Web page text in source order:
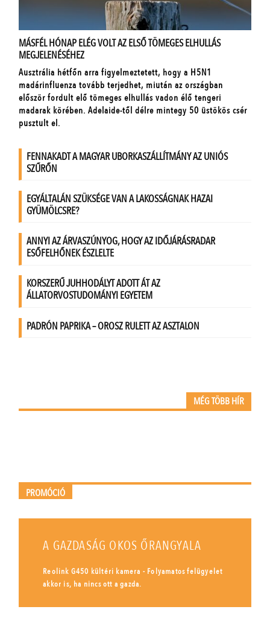
MÉG TÖBB HÍR
PROMÓCIÓ
A GAZDASÁG OKOS ŐRANGYALA
Reolink G450 kültéri kamera - Folyamatos felügyelet
akkor is, ha nincs ott a gazda.